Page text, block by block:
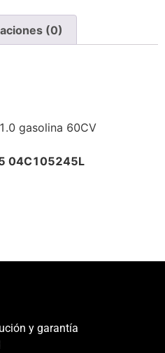
(0)
gasolina 60CV
04C105245L
y garantía